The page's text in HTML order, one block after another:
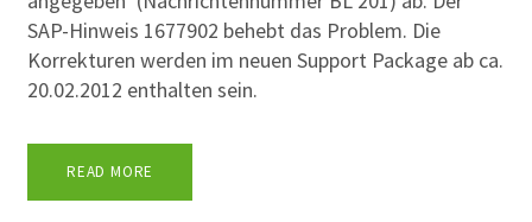
SAP-Hinweis 1677902 behebt das Problem. Die
Korrekturen werden im neuen Support Package ab ca.
20.02.2012 enthalten sein.
READ MORE